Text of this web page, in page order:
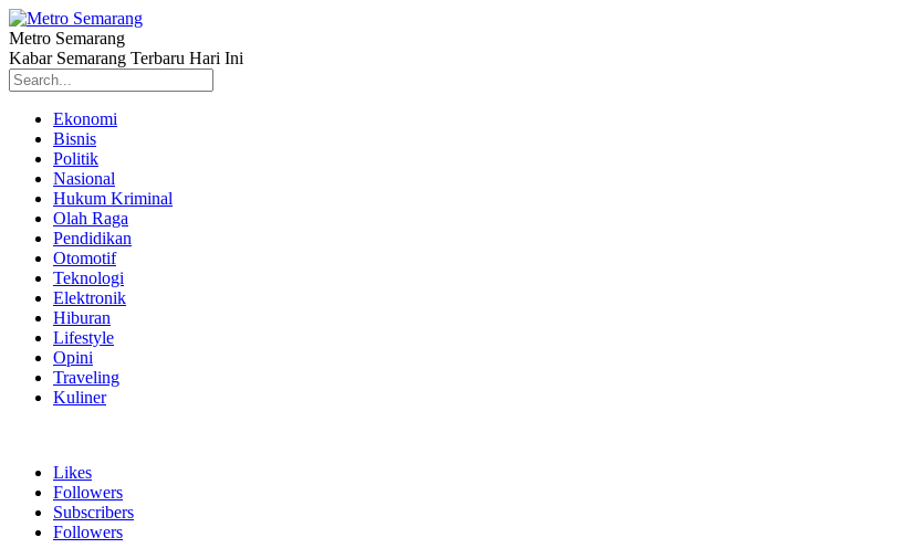
Metro Semarang
Kabar Semarang Terbaru Hari Ini
Ekonomi
Bisnis
Politik
Nasional
Hukum Kriminal
Olah Raga
Pendidikan
Otomotif
Teknologi
Elektronik
Hiburan
Lifestyle
Opini
Traveling
Kuliner
Likes
Followers
Subscribers
Followers